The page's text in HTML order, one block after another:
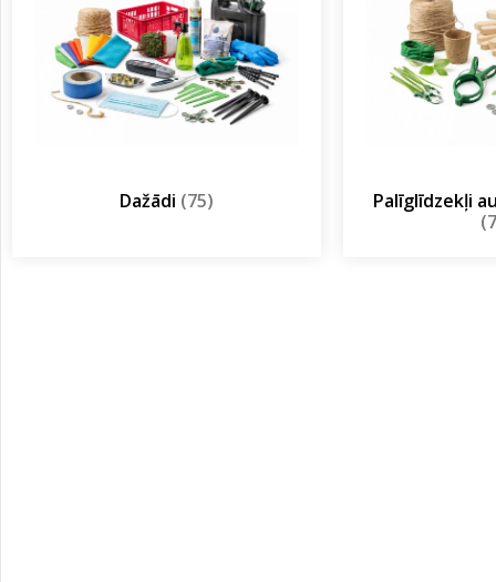
Dažādi (75)
Palīglīdzekļi